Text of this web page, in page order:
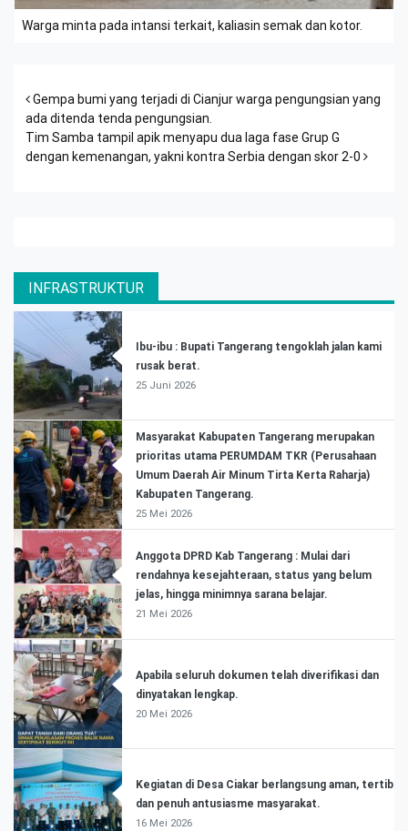
Warga minta pada intansi terkait, kaliasin semak dan kotor.
Post navigation
Gempa bumi yang terjadi di Cianjur warga pengungsian yang
ada ditenda tenda pengungsian.
Tim Samba tampil apik menyapu dua laga fase Grup G
dengan kemenangan, yakni kontra Serbia dengan skor 2-0
INFRASTRUKTUR
Ibu-ibu : Bupati Tangerang tengoklah jalan kami
rusak berat.
25 Juni 2026
Masyarakat Kabupaten Tangerang merupakan
prioritas utama PERUMDAM TKR (Perusahaan
Umum Daerah Air Minum Tirta Kerta Raharja)
Kabupaten Tangerang.
25 Mei 2026
Anggota DPRD Kab Tangerang : Mulai dari
rendahnya kesejahteraan, status yang belum
jelas, hingga minimnya sarana belajar.
21 Mei 2026
Apabila seluruh dokumen telah diverifikasi dan
dinyatakan lengkap.
20 Mei 2026
Kegiatan di Desa Ciakar berlangsung aman, tertib
dan penuh antusiasme masyarakat.
16 Mei 2026